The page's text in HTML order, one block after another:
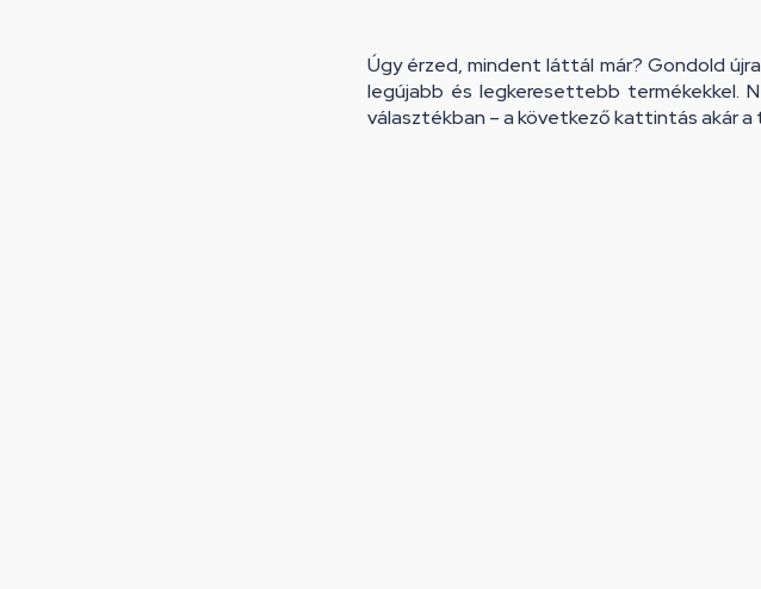
Úgy érzed, mindent láttál már? Gondold
legújabb és legkeresettebb termékekkel.
választékban – a következő kattintás akár